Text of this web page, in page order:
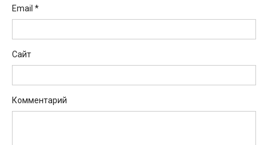
Email *
Сайт
Комментарий